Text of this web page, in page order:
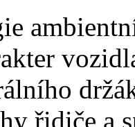
řidiče a